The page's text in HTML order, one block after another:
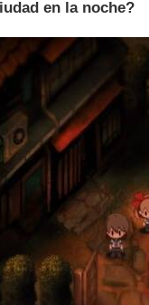
en la noche?